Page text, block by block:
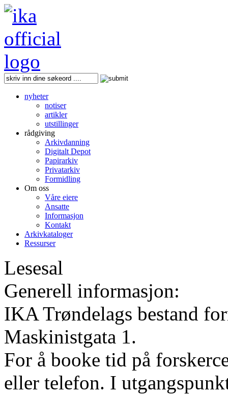
nyheter
notiser
artikler
utstillinger
rådgiving
Arkivdanning
Digitalt Depot
Papirarkiv
Privatarkiv
Formidling
Om oss
Våre eiere
Ansatte
Informasjon
Kontakt
Arkivkataloger
Ressurser
Lesesal
Generell informasjon:
IKA Trøndelags bestand
Maskinistgata 1.
For å booke tid på
eller telefon. I